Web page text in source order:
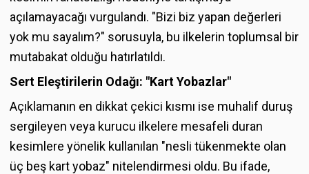
açılamayacağı vurgulandı. "Bizi biz yapan değerleri
yok mu sayalım?" sorusuyla, bu ilkelerin toplumsal bir
mutabakat olduğu hatırlatıldı.
Sert Eleştirilerin Odağı: "Kart Yobazlar"
Açıklamanın en dikkat çekici kısmı ise muhalif duruş
sergileyen veya kurucu ilkelere mesafeli duran
kesimlere yönelik kullanılan "nesli tükenmekte olan
üç beş kart yobaz" nitelendirmesi oldu. Bu ifade,